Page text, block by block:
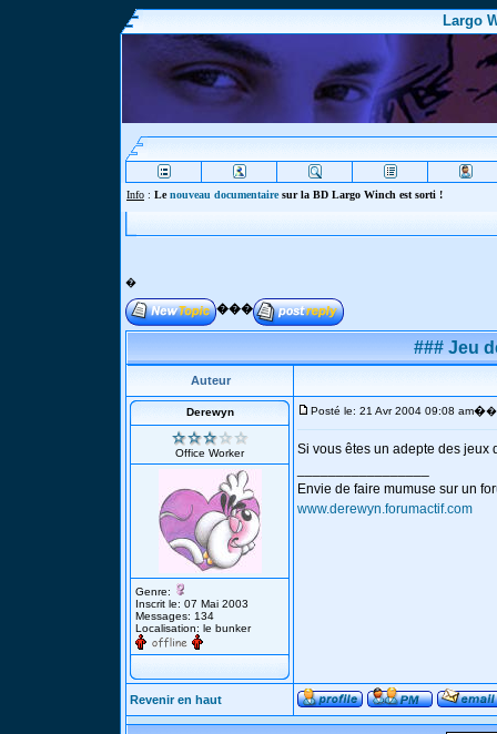
Largo
Info : Lenouveau documentairesur la BD Largo Winch est sorti !
�
���
### Jeu
Auteur
Derewyn
Office Worker
Genre:
Inscrit le: 07 Mai 2003
Messages: 134
Localisation: le bunker
Posté le: 21 Avr 2004 09:08 am��
Si vous êtes un adepte des
Envie de faire mumuse sur un
www.derewyn.forumactif.com
Revenir en haut